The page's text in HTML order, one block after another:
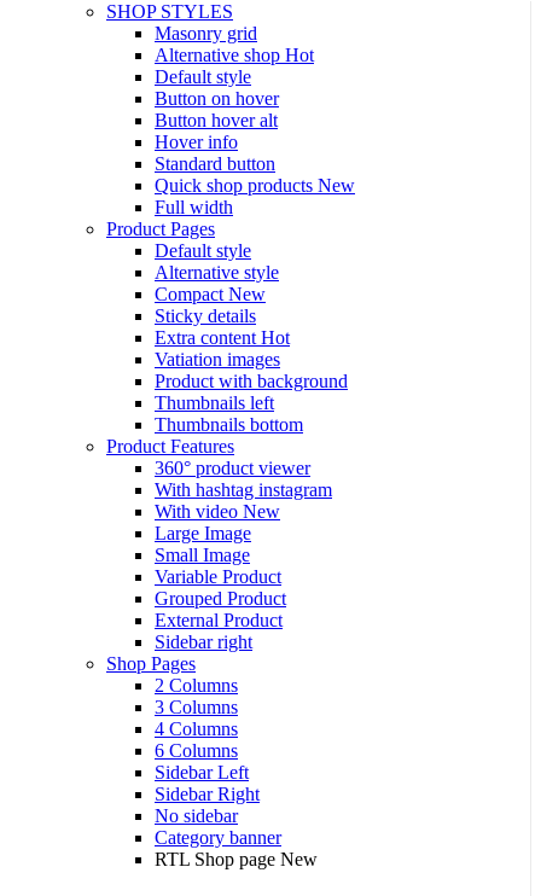
SHOP STYLES
Masonry grid
Alternative shop Hot
Default style
Button on hover
Button hover alt
Hover info
Standard button
Quick shop products New
Full width
Product Pages
Default style
Alternative style
Compact New
Sticky details
Extra content Hot
Vatiation images
Product with background
Thumbnails left
Thumbnails bottom
Product Features
360° product viewer
With hashtag instagram
With video New
Large Image
Small Image
Variable Product
Grouped Product
External Product
Sidebar right
Shop Pages
2 Columns
3 Columns
4 Columns
6 Columns
Sidebar Left
Sidebar Right
No sidebar
Category banner
RTL Shop page New